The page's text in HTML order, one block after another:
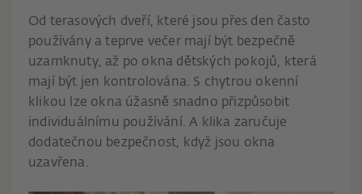
Od terasových dveří, které jsou přes den často
používány a teprve večer mají být bezpečně
uzamknuty, až po okna dětských pokojů, která
mají být jen kontrolována. S chytrou okenní
klikou lze okna úžasně snadno přizpůsobit
individuálnímu používání. A klika zaručuje
dodatečnou bezpečnost, když jsou okna
uzavřena.